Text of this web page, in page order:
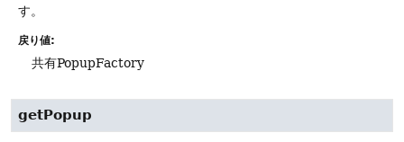
す。
戻り値:
共有PopupFactory
getPopup